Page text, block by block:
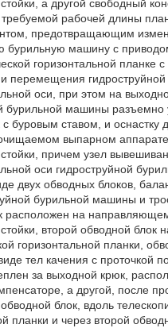
а другой свободный
рабочей длины
предотвращающим
бурильную машину с
горизонтальной планке
перемещения
оси, при этом на
бурильной машины разъемно
с буровым ставом, и оснастку
выпарном
стойки, причем узел
оси гидроструйной
двух обводных блоков,
бурильной машины и
расположен на
второй обводной блок
горизонтальной планки,
тел качения с проточкой
за выходной крюк,
а другой, после
блок, вдоль
планки и через второй